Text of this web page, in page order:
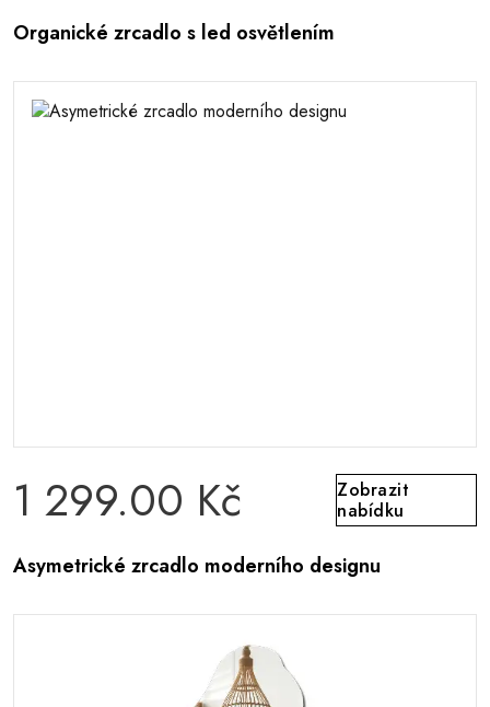
Organické zrcadlo s led osvětlením
1 299.00 Kč
Zobrazit
nabídku
Asymetrické zrcadlo moderního designu